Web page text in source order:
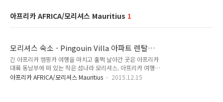
아프리카 AFRICA/모리셔스 Mauritius 1
모리셔스 숙소 - Pingouin Villa 아파트 렌탈
(Blue Bay, Mauritius)
긴 아프리카 캠핑카 여행을 마치고 훌쩍 날아간 곳은 아프리카
대륙 동남부에 떠 있는 작은 섬나라 모리셔스. 아프리카 여행을
시작하고 여기저기 부지런히 돌아다니기 바빴던 우리에게 꼭 필
아프리카 AFRICA/모리셔스 Mauritius 2015.12.15